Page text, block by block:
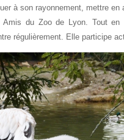
à son rayonnement, mettre
Amis du Zoo de Lyon. Tout
régulièrement. Elle participe